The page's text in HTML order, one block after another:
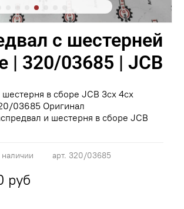
арт. 320/03685
с шестерней
| 320/03685 | JCB
руб
в сборе JCB 3cx 4cx
03685 Оригинал
и шестерня в сборе JCB